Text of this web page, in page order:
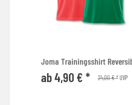
Joma Trainingsshirt
ab 4,90 € * 24,00 € *UVP